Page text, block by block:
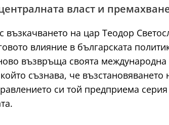
власт и
възкачването на цар Теодор
влияние в българската
възвръща своята
съзнава, че
си той предприема